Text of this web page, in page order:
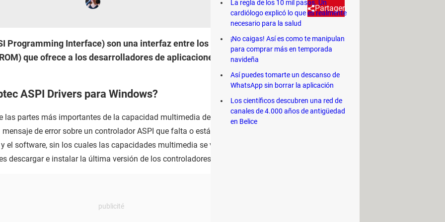
Partager
Programming Interface) son una interfaz entre los programas y el hardware (lectores
que ofrece a los desarrolladores de aplicaciones funcionalidades corrientes de
ASPI Drivers para Windows?
las partes más importantes de la capacidad multimedia de un ordenador personal. Sin embargo,
de error sobre un controlador ASPI que falta o está dañado. Estos controladores son los
el software, sin los cuales las capacidades multimedia se verían gravemente afectadas. La forma
descargar e instalar la última versión de los controladores ASPI.
La regla de los 10 mil pasos. Un
cardiólogo explicó lo que es realmente
necesario para la salud
¡No caigas! Así es como te manipulan
para comprar más en temporada
navideña
Así puedes tomarte un descanso de
WhatsApp sin borrar la aplicación
Los científicos descubren una red de
canales de 4.000 años de antigüedad
en Belice